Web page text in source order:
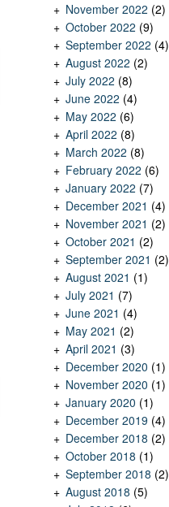
November 2022 (2)
October 2022 (9)
September 2022 (4)
August 2022 (2)
July 2022 (8)
June 2022 (4)
May 2022 (6)
April 2022 (8)
March 2022 (8)
February 2022 (6)
January 2022 (7)
December 2021 (4)
November 2021 (2)
October 2021 (2)
September 2021 (2)
August 2021 (1)
July 2021 (7)
June 2021 (4)
May 2021 (2)
April 2021 (3)
December 2020 (1)
November 2020 (1)
January 2020 (1)
December 2019 (4)
December 2018 (2)
October 2018 (1)
September 2018 (2)
August 2018 (5)